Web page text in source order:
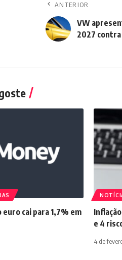
ANTERIOR
VW
2027
euro cai para 1,7% em
e 4
4 de